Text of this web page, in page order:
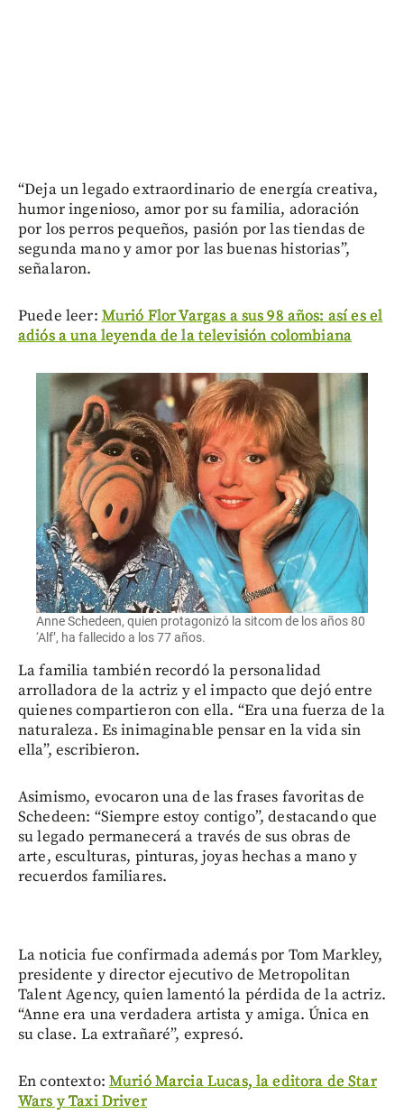
“Deja un legado extraordinario de energía creativa,
humor ingenioso, amor por su familia, adoración
por los perros pequeños, pasión por las tiendas de
segunda mano y amor por las buenas historias”,
señalaron.
Puede leer: Murió Flor Vargas a sus 98 años: así es el
adiós a una leyenda de la televisión colombiana
Anne Schedeen, quien protagonizó la sitcom de los años 80
‘Alf’, ha fallecido a los 77 años.
La familia también recordó la personalidad
arrolladora de la actriz y el impacto que dejó entre
quienes compartieron con ella. “Era una fuerza de la
naturaleza. Es inimaginable pensar en la vida sin
ella”, escribieron.
Asimismo, evocaron una de las frases favoritas de
Schedeen: “Siempre estoy contigo”, destacando que
su legado permanecerá a través de sus obras de
arte, esculturas, pinturas, joyas hechas a mano y
recuerdos familiares.
La noticia fue confirmada además por Tom Markley,
presidente y director ejecutivo de Metropolitan
Talent Agency, quien lamentó la pérdida de la actriz.
“Anne era una verdadera artista y amiga. Única en
su clase. La extrañaré”, expresó.
En contexto: Murió Marcia Lucas, la editora de Star
Wars y Taxi Driver